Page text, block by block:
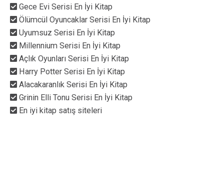
Gece Evi Serisi En İyi Kitap
Ölümcül Oyuncaklar Serisi En İyi Kitap
Uyumsuz Serisi En İyi Kitap
Millennium Serisi En İyi Kitap
Açlık Oyunları Serisi En İyi Kitap
Harry Potter Serisi En İyi Kitap
Alacakaranlık Serisi En İyi Kitap
Grinin Elli Tonu Serisi En İyi Kitap
En iyi kitap satış siteleri